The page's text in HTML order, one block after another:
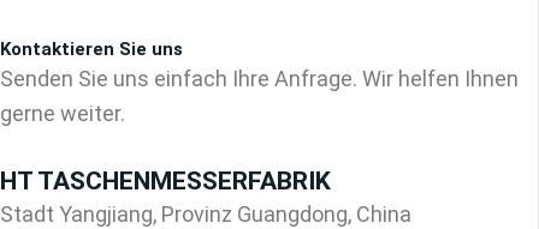
Kontaktieren Sie uns
Senden Sie uns einfach Ihre Anfrage. Wir helfen Ihnen
gerne weiter.
HT TASCHENMESSERFABRIK
Stadt Yangjiang, Provinz Guangdong, China